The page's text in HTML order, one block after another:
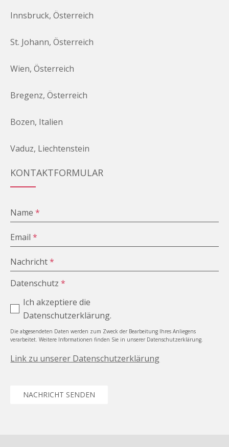
Innsbruck, Österreich
St. Johann, Österreich
Wien, Österreich
Bregenz, Österreich
Bozen, Italien
Vaduz, Liechtenstein
KONTAKTFORMULAR
Name*
Email*
Nachricht*
Datenschutz*
Ich akzeptiere die
Datenschutzerklärung.
Die abgesendeten Daten werden zum Zweck der Bearbeitung Ihres Anliegens
verarbeitet. Weitere Informationen finden Sie in unserer Datenschutzerklärung.
Link zu unserer Datenschutzerklärung
NACHRICHT SENDEN